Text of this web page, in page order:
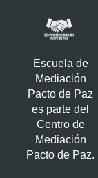
Escuela de
Mediación
Pacto de Paz
es parte del
Centro de
Mediación
Pacto de Paz.